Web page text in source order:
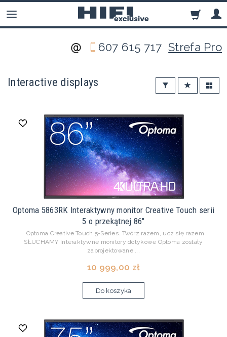
607 615 717Strefa Pro
Interactive displays
Optoma 5863RK Interaktywny monitor Creative Touch serii
5 o przekątnej 86"
Optoma Creative Touch 5-Series. Twórz razem, ucz się razem
SŁUCHAMY Interaktywne monitory dotykowe Optoma zostały
zaprojektowane ...
10 999,00 zł
Do koszyka